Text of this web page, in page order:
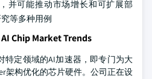
并可能推动市场增长和可扩展部
等多种用例
Chip Market Trends
特定领域的AI加速器，即专门为大
架构优化的芯片硬件。公司正在设